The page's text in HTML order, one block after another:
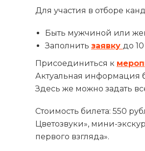
Для участия в отборе
Быть мужчиной или
Заполнить заявку до
Присоединиться к
Актуальная информация
Здесь же можно задать
Стоимость билета: 550
Цветозвуки», мини-
первого взгляда».